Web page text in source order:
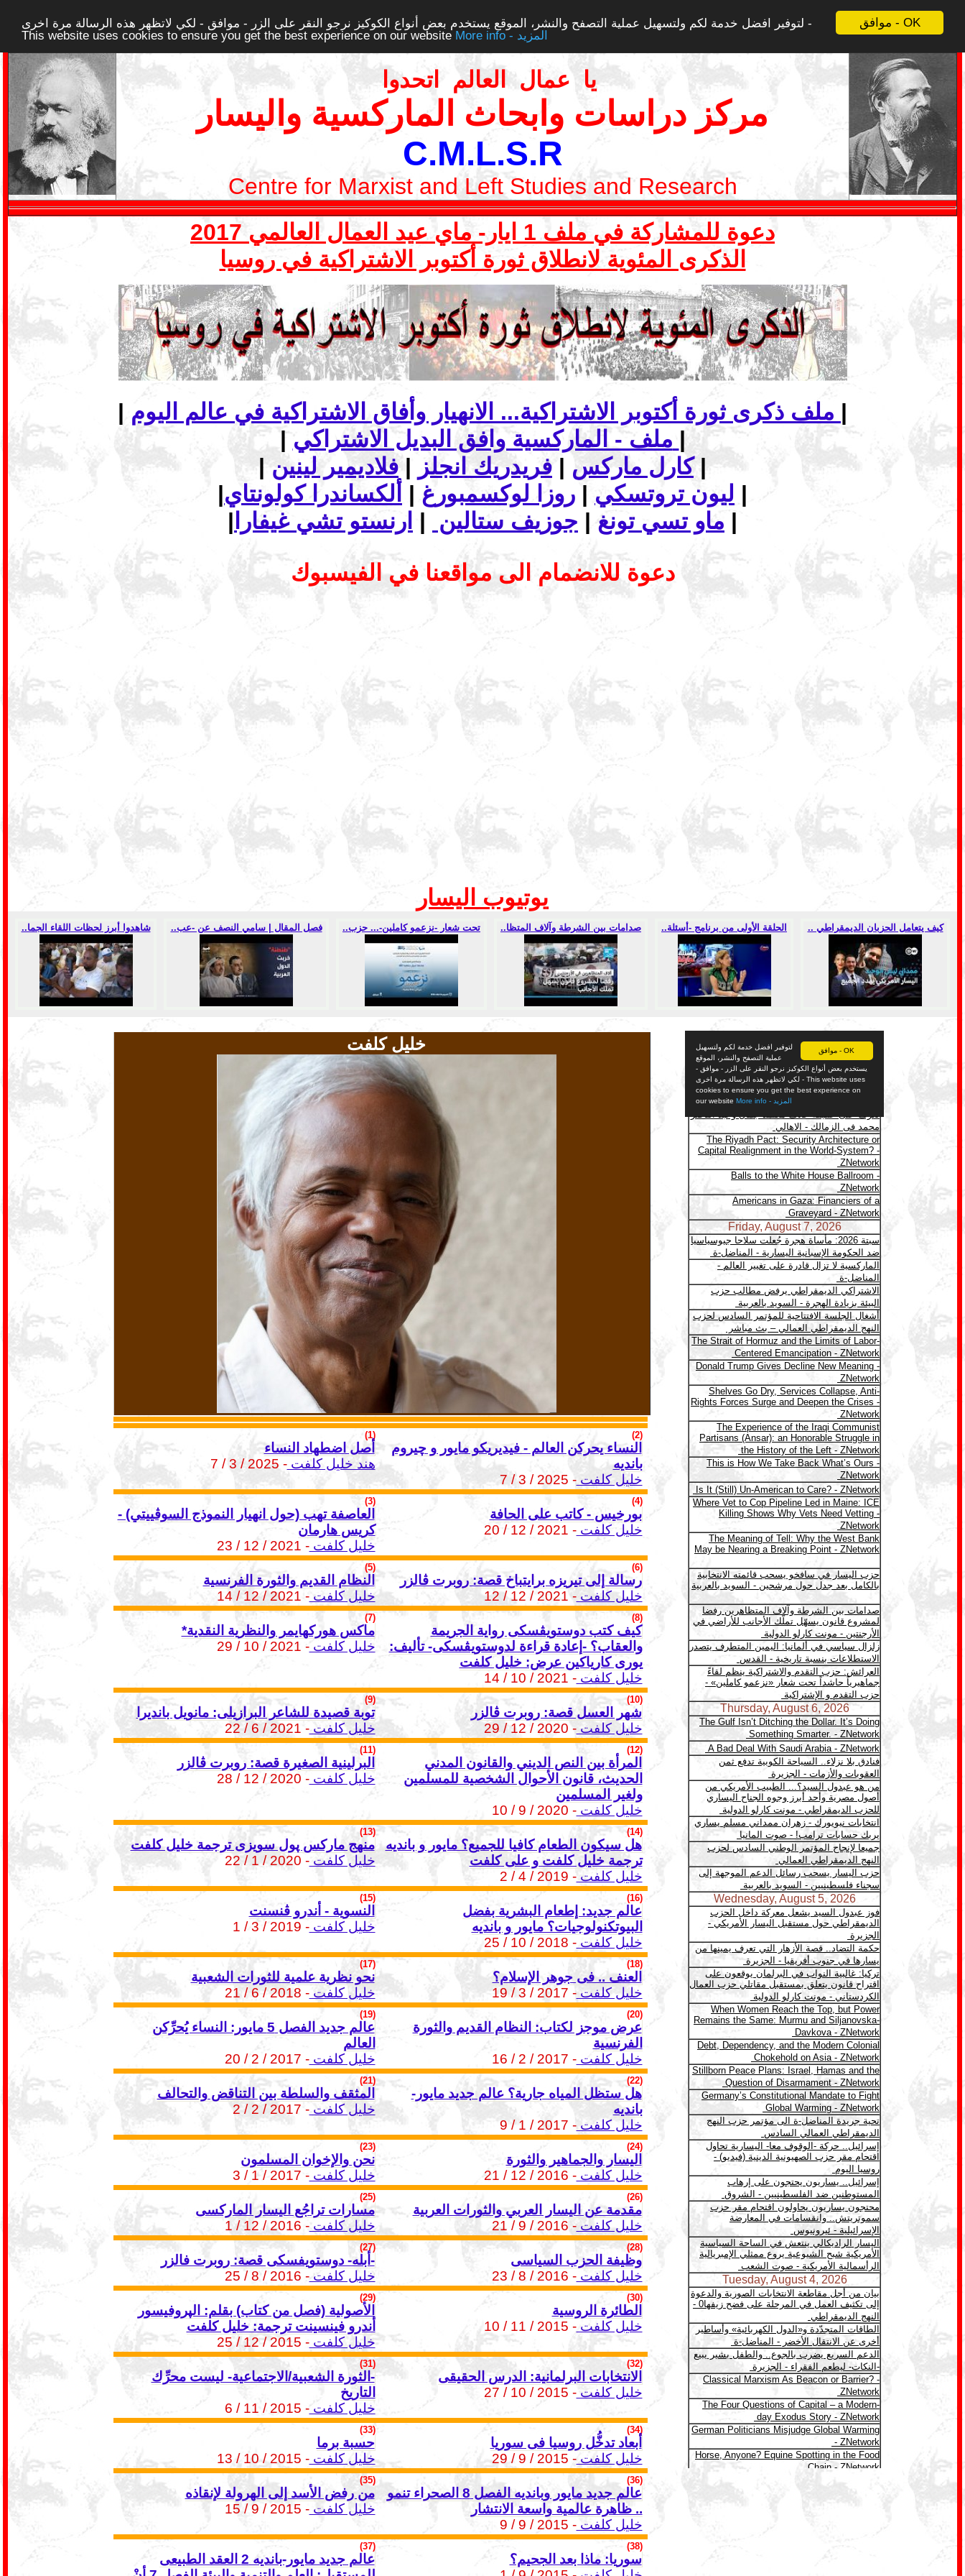
موافق - OK
لتوفير افضل خدمة لكم ولتسهيل عملية التصفح والنشر، الموقع يستخدم بعض أنواع الكوكيز نرجو النقر على الزر - موافق - لكي لاتظهر هذه الرسالة مرة اخرى -
This website uses cookies to ensure you get the best experience on our website
More info - المزيد
يا عمال العالم اتحدوا
مركز دراسات وابحاث الماركسية واليسار
C.M.L.S.R
Centre for Marxist and Left Studies and Research
دعوة للمشاركة في ملف 1 ايار- ماي عيد العمال العالمي 2017
الذكرى المئوية لانطلاق ثورة أكتوبر الاشتراكية في روسيا
|
|
|
|
|
كارل ماركس | فريدريك انجلز |فلاديمير لينين
|
|
ليون تروتسكي | روزا لوكسمبورغ | ألكساندرا كولونتاي
|
|
ماو تسي تونغ | جوزيف ستالين | ارنستو تشي غيفارا
|
دعوة للانضمام الى مواقعنا في الفيسبوك
يوتيوب اليسار
شاهدوا أبرز لحظات اللقاء الجما.. فصل المقال | سامي النصف عن -عب.. تحت شعار -نزعمو كاملين-... حزب.. صدامات بين الشرطة وآلاف المتظا.. الحلقة الأولى من برنامج -أسئلة.. كيف يتعامل الحزبان الديمقراطي ..
خليل كلفت
(1)
أصل اضطهاد النساء
هند خليل كلفت- 2025 / 3 / 7
(2)
النساء يحركن العالم - فيديريكو مايور و چيروم
بانديه
خليل كلفت- 2025 / 3 / 7
(3)
العاصفة تهب (حول انهيار النموذج السوڤييتي) -
كريس هارمان
خليل كلفت- 2021 / 12 / 23
(4)
بورخيس - كاتب على الحافة
خليل كلفت- 2021 / 12 / 20
(5)
النظام القديم والثورة الفرنسية
خليل كلفت- 2021 / 12 / 14
(6)
رسالة إلى تيريزه برايتباخ قصة: روبرت ڤالزر
خليل كلفت- 2021 / 12 / 12
(7)
ماكس هوركهايمر والنظرية النقدية*
خليل كلفت- 2021 / 10 / 29
(8)
كيف كتب دوستويڤسكى رواية الجريمة
والعقاب؟ -إعادة قراءة لدوستويڤسكى- تأليف:
يورى كارياكين عرض: خليل كلفت
خليل كلفت- 2021 / 10 / 14
(9)
توبة قصيدة للشاعر البرازيلى: مانويل بانديرا
خليل كلفت- 2021 / 6 / 22
(10)
شهر العسل قصة: روبرت ڤالزر
خليل كلفت- 2020 / 12 / 29
(11)
البرلينية الصغيرة قصة: روبرت ڤالزر
خليل كلفت- 2020 / 12 / 28
(12)
المرأة بين النص الديني والقانون المدني
الحديث، قانون الأحوال الشخصية للمسلمين
ولغير المسلمين
خليل كلفت- 2020 / 9 / 10
(13)
منهج ماركس پول سويزى ترجمة خليل كلفت
خليل كلفت- 2020 / 1 / 22
(14)
هل سيكون الطعام كافيا للجميع؟ مايور و بانديه
ترجمة خليل كلفت و على كلفت
خليل كلفت- 2019 / 4 / 2
(15)
النسوية - أندرو ڤنسنت
خليل كلفت- 2019 / 3 / 1
(16)
عالم جديد: إطعام البشرية بفضل
البيوتكنولوجيات؟ مايور و بانديه
خليل كلفت- 2018 / 10 / 25
(17)
نحو نظرية علمية للثورات الشعبية
خليل كلفت- 2018 / 6 / 21
(18)
العنف .. فى جوهر الإسلام؟
خليل كلفت- 2017 / 3 / 19
(19)
عالم جديد الفصل 5 مايور: النساء يُحرِّكن
العالم
خليل كلفت- 2017 / 2 / 20
(20)
عرض موجز لكتاب: النظام القديم والثورة
الفرنسية
خليل كلفت- 2017 / 2 / 16
(21)
المثقف والسلطة بين التناقض والتحالف
خليل كلفت- 2017 / 2 / 2
(22)
هل ستظل المياه جارية؟ عالم جديد مايور-
بانديه
خليل كلفت- 2017 / 1 / 9
(23)
نحن والإخوان المسلمون
خليل كلفت- 2017 / 1 / 3
(24)
اليسار والجماهير والثورة
خليل كلفت- 2016 / 12 / 21
(25)
مسارات تراجُع اليسار الماركسى
خليل كلفت- 2016 / 12 / 1
(26)
مقدمة عن اليسار العربي والثورات العربية
خليل كلفت- 2016 / 9 / 21
(27)
-أبله- دوستويفسكى قصة: روبرت فالزر
خليل كلفت- 2016 / 8 / 25
(28)
وظيفة الحزب السياسى
خليل كلفت- 2016 / 8 / 23
(29)
الأصولية (فصل من كتاب) بقلم: الپروفيسور
أندرو فينسينت ترجمة: خليل كلفت
خليل كلفت- 2015 / 12 / 25
(30)
الطائرة الروسية
خليل كلفت- 2015 / 11 / 10
(31)
-الثورة الشعبية/الاجتماعية- ليست محرِّك
التاريخ
خليل كلفت- 2015 / 11 / 6
(32)
الانتخابات البرلمانية: الدرس الحقيقى
خليل كلفت- 2015 / 10 / 27
(33)
حسبة برما
خليل كلفت- 2015 / 10 / 13
(34)
أبعاد تدخُّل روسيا فى سوريا
خليل كلفت- 2015 / 9 / 29
(35)
من رفض الأسد إلى الهرولة لإنقاذه
خليل كلفت- 2015 / 9 / 15
(36)
عالم جديد مايور وبانديه الفصل 8 الصحراء تنمو
.. ظاهرة عالمية واسعة الانتشار
خليل كلفت- 2015 / 9 / 9
(37)
عالم جديد مايور-بانديه 2 العقد الطبيعى
(38)
سوريا: ماذا بعد الجحيم؟